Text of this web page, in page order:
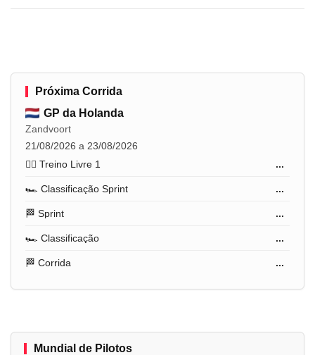
Próxima Corrida
GP da Holanda
Zandvoort
21/08/2026 a 23/08/2026
🏋️‍♂️ Treino Livre 1
...
🏎️ Classificação Sprint ...
🏁 Sprint ...
🏎️ Classificação ...
🏁 Corrida ...
Mundial de Pilotos